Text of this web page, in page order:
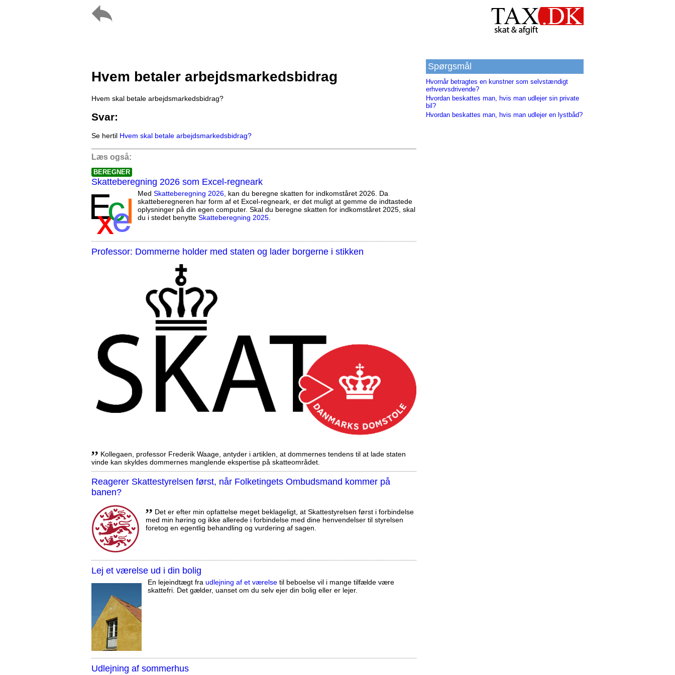
Hvem betaler arbejdsmarkedsbidrag
Hvem skal betale arbejdsmarkedsbidrag?
Svar:
Se hertil Hvem skal betale arbejdsmarkedsbidrag?
Læs også:
BEREGNER
Skatteberegning 2026 som Excel-regneark
Med Skatteberegning 2026, kan du beregne skatten for indkomståret 2026. Da
skatteberegneren har form af et Excel-regneark, er det muligt at gemme de indtastede
oplysninger på din egen computer. Skal du beregne skatten for indkomståret 2025, skal
du i stedet benytte Skatteberegning 2025.
Professor: Dommerne holder med staten og lader borgerne i stikken
,, Kollegaen, professor Frederik Waage, antyder i artiklen, at dommernes tendens til at lade staten
vinde kan skyldes dommernes manglende ekspertise på skatteområdet.
Reagerer Skattestyrelsen først, når Folketingets Ombudsmand kommer på
banen?
,, Det er efter min opfattelse meget beklageligt, at Skattestyrelsen først i forbindelse
med min høring og ikke allerede i forbindelse med dine henvendelser til styrelsen
foretog en egentlig behandling og vurdering af sagen.
Lej et værelse ud i din bolig
En lejeindtægt fra udlejning af et værelse til beboelse vil i mange tilfælde være
skattefri. Det gælder, uanset om du selv ejer din bolig eller er lejer.
Udlejning af sommerhus
Spørgsmål
Hvornår betragtes en kunstner som selvstændigt
erhvervsdrivende?
Hvordan beskattes man, hvis man udlejer sin private
bil?
Hvordan beskattes man, hvis man udlejer en lystbåd?